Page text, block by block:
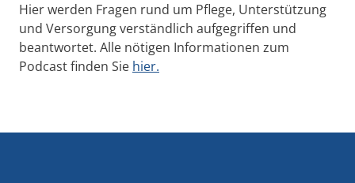
Hier werden Fragen rund um Pflege, Unterstützung
und Versorgung verständlich aufgegriffen und
beantwortet. Alle nötigen Informationen zum
Podcast finden Sie hier.